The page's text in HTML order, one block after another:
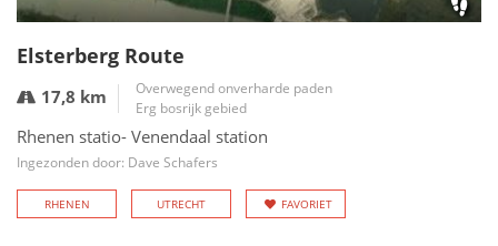
Elsterberg Route
17,8 km
Overwegend onverharde paden
Erg bosrijk gebied
Rhenen statio- Venendaal station
Ingezonden door: Dave Schafers
RHENEN UTRECHT FAVORIET